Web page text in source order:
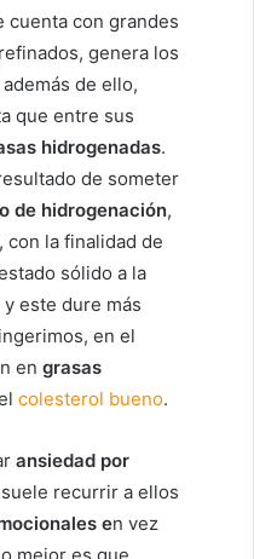
cuenta con grandes
refinados, genera los
de ello,
que entre sus
hidrogenadas.
de someter
de hidrogenación,
con la finalidad de
sólido a la
este dure más
en el
en grasas
colesterol bueno.
ansiedad por
recurrir a ellos
en vez